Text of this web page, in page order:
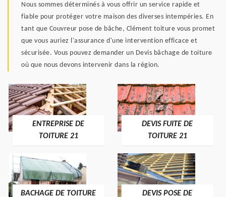
Nous sommes déterminés à vous offrir un service rapide et
fiable pour protéger votre maison des diverses intempéries. En
tant que Couvreur pose de bâche, Clément toiture vous promet
que vous auriez l'assurance d'une intervention efficace et
sécurisée. Vous pouvez demander un Devis bâchage de toiture
où que nous devons intervenir dans la région.
ENTREPRISE DE
TOITURE 21
DEVIS FUITE DE
TOITURE 21
BACHAGE DE TOITURE
DEVIS POSE DE